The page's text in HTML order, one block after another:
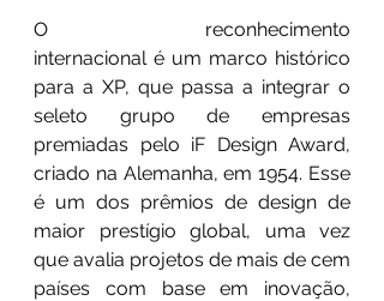
O reconhecimento
internacional é um marco histórico
para a XP, que passa a integrar o
seleto grupo de empresas
premiadas pelo iF Design Award,
criado na Alemanha, em 1954. Esse
é um dos prêmios de design de
maior prestígio global, uma vez
que avalia projetos de mais de cem
países com base em inovação,